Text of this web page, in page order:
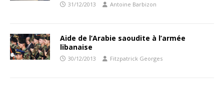
31/12/2013 Antoine Barbizon
Aide de l’Arabie saoudite à l’armée
libanaise
30/12/2013 Fitzpatrick Georges